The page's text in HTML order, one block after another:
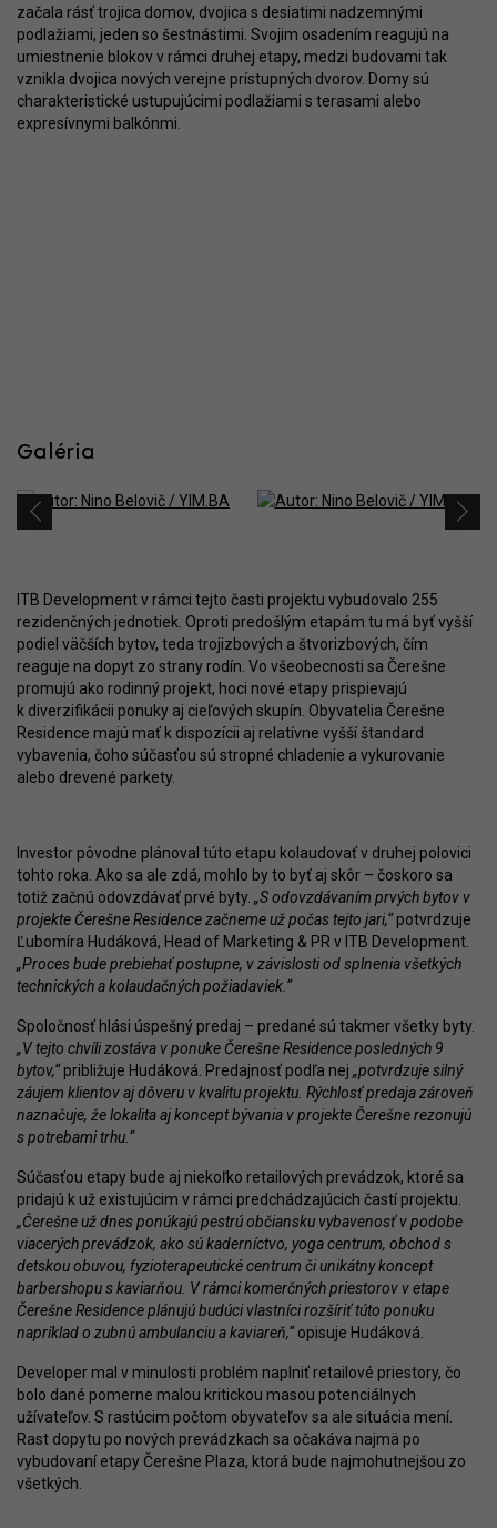
začala rásť trojica domov, dvojica s desiatimi nadzemnými
podlažiami, jeden so šestnástimi. Svojim osadením reagujú na
umiestnenie blokov v rámci druhej etapy, medzi budovami tak
vznikla dvojica nových verejne prístupných dvorov. Domy sú
charakteristické ustupujúcimi podlažiami s terasami alebo
expresívnymi balkónmi.
Galéria
ITB Development v rámci tejto časti projektu vybudovalo 255
rezidenčných jednotiek. Oproti predošlým etapám tu má byť vyšší
podiel väčších bytov, teda trojizbových a štvorizbových, čím
reaguje na dopyt zo strany rodín. Vo všeobecnosti sa Čerešne
promujú ako rodinný projekt, hoci nové etapy prispievajú
k diverzifikácii ponuky aj cieľových skupín. Obyvatelia Čerešne
Residence majú mať k dispozícii aj relatívne vyšší štandard
vybavenia, čoho súčasťou sú stropné chladenie a vykurovanie
alebo drevené parkety.
Investor pôvodne plánoval túto etapu kolaudovať v druhej polovici
tohto roka. Ako sa ale zdá, mohlo by to byť aj skôr – čoskoro sa
totiž začnú odovzdávať prvé byty. „S odovzdávaním prvých bytov v
projekte Čerešne Residence začneme už počas tejto jari,“potvrdzuje
Ľubomíra Hudáková, Head of Marketing & PR v ITB Development.
„Proces bude prebiehať postupne, v závislosti od splnenia všetkých
technických a kolaudačných požiadaviek.“
Spoločnosť hlási úspešný predaj – predané sú takmer všetky byty.
„V tejto chvíli zostáva v ponuke Čerešne Residence posledných 9
bytov,“približuje Hudáková. Predajnosť podľa nej „potvrdzuje silný
záujem klientov aj dôveru v kvalitu projektu. Rýchlosť predaja zároveň
naznačuje, že lokalita aj koncept bývania v projekte Čerešne rezonujú
s potrebami trhu.“
Súčasťou etapy bude aj niekoľko retailových prevádzok, ktoré sa
pridajú k už existujúcim v rámci predchádzajúcich častí projektu.
„Čerešne už dnes ponúkajú pestrú občiansku vybavenosť v podobe
viacerých prevádzok, ako sú kaderníctvo, yoga centrum, obchod s
detskou obuvou, fyzioterapeutické centrum či unikátny koncept
barbershopu s kaviarňou. V rámci komerčných priestorov v etape
Čerešne Residence plánujú budúci vlastníci rozšíriť túto ponuku
napríklad o zubnú ambulanciu a kaviareň,“opisuje Hudáková.
Developer mal v minulosti problém naplniť retailové priestory, čo
bolo dané pomerne malou kritickou masou potenciálnych
užívateľov. S rastúcim počtom obyvateľov sa ale situácia mení.
Rast dopytu po nových prevádzkach sa očakáva najmä po
vybudovaní etapy Čerešne Plaza, ktorá bude najmohutnejšou zo
všetkých.